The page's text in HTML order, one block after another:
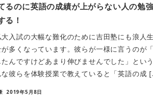
るのに英語の成績が上がらない人の勉
る！
入試の大幅な難化のために吉田塾にも浪人
多くなっています。彼らが一様に言うのが
んですけどあまり伸びませんでした」とい
彼らを体験授業で教えていると「英語の成
2019年5月8日